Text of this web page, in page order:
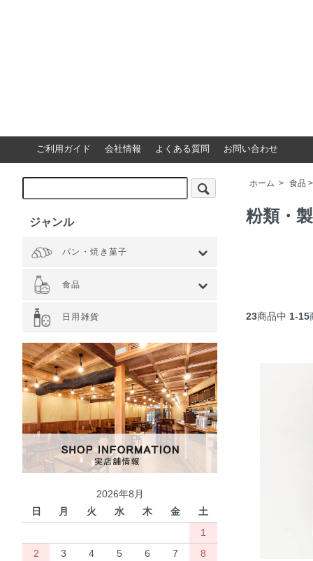
ご利用ガイド 会社情報 よくある質問 お問い合わせ
ホーム > 食品
粉類・
23商品中 1-15
ジャンル
パン・焼き菓子
全てを見る
小麦 ハードタイプ
小麦全粒粉使用
小麦全粒粉100%
ライ麦 ハードタイプ
食事 ソフトタイプ
食パン
菓子・惣菜パン
焼き菓子
Web限定商品
食品
全てを見る
ジャム・スプレッド
シリアル
ドライフルーツ・ナッツ
茶葉・珈琲豆・ハーブ
水・飲料
スナック・お菓子
穀物・豆類
麺類・ライ麦パン
粉類・製菓材料
加工食品
乾物
缶詰
調味料・油
スパイス
健康食品
その他食品日用雑貨
2026年8月
日
月 火 水 木 金
土
1
2
3 4 5 6 7
8